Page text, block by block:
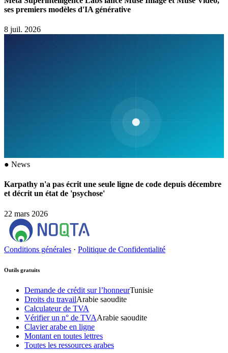
ses premiers modèles d'IA générative
8 juil. 2026
● News
Karpathy n'a pas écrit une seule ligne de code depuis décembre
et décrit un état de 'psychose'
22 mars 2026
Conditions générales · Politique de Confidentialité
Outils gratuits
Demande de crédit sur l’honneurTunisie
Droits du travailArabie saoudite
Calculateur de TVA
Vérifier un n° de TVAArabie saoudite
Clavier arabe en ligne
Montant en toutes lettres
Toutes les ressources arabes